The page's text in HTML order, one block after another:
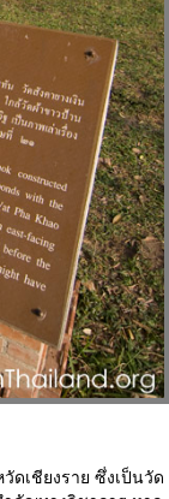
ดเชียงราย ซึ่งเป็นวัด